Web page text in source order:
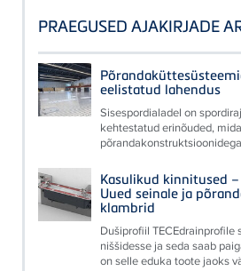
PRAEGUSED AJAKIRJADE
eelistatud lahendus
Sisespordialadel on
kehtestatud erinõuded,
Kasulikud kinnitused
Uued seinale ja
klambrid
Dušiprofiil TECEdrainprofile
niššidesse ja seda saab
on selle eduka toote jaoks